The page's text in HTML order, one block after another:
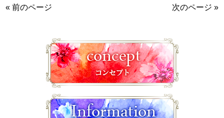
« 前のページ
次のページ »